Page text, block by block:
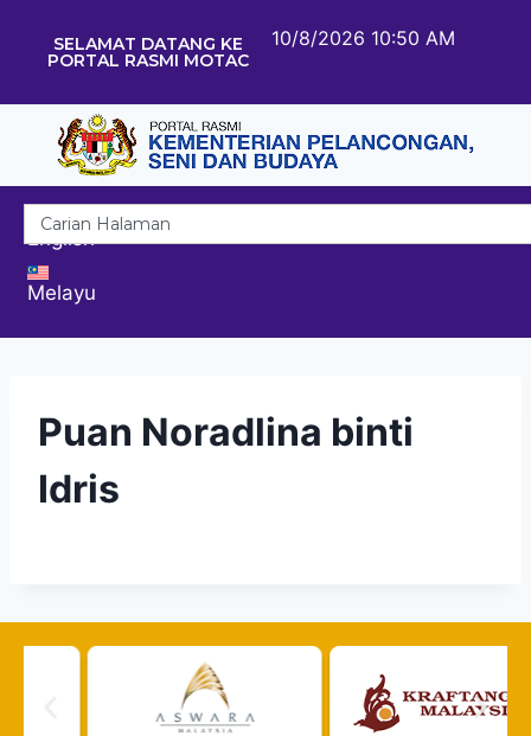
SELAMAT DATANG KE
PORTAL RASMI MOTAC
10/8/2026 10:50 AM
English
Melayu
Puan Noradlina binti
Idris